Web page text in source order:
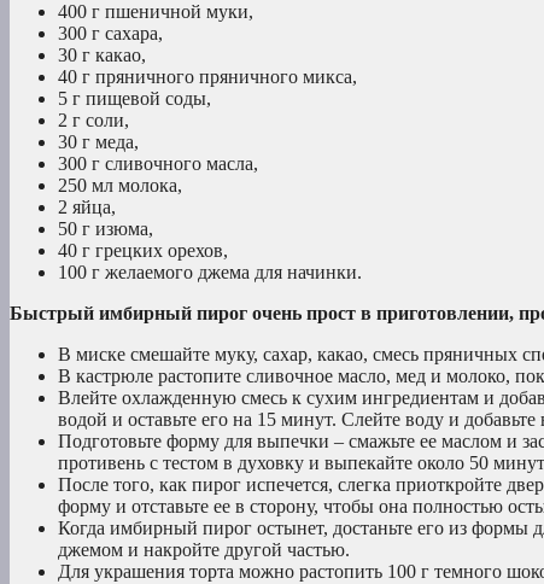
400 г пшеничной муки,
300 г сахара,
30 г какао,
40 г пряничного пряничного микса,
5 г пищевой соды,
2 г соли,
30 г меда,
300 г сливочного масла,
250 мл молока,
2 яйца,
50 г изюма,
40 г грецких орехов,
100 г желаемого джема для начинки.
Быстрый имбирный пирог очень прост в приготовлении,
В миске смешайте муку, сахар, какао, смесь пряничных
В кастрюле растопите сливочное масло, мед и молоко,
Влейте охлажденную смесь к сухим ингредиентам и
водой и оставьте его на 15 минут. Слейте воду и
Подготовьте форму для выпечки – смажьте ее маслом и
противень с тестом в духовку и выпекайте около 50
После того, как пирог испечется, слегка приоткройте
форму и отставьте ее в сторону, чтобы она полностью
Когда имбирный пирог остынет, достаньте его из
джемом и накройте другой частью.
Для украшения торта можно растопить 100 г темного